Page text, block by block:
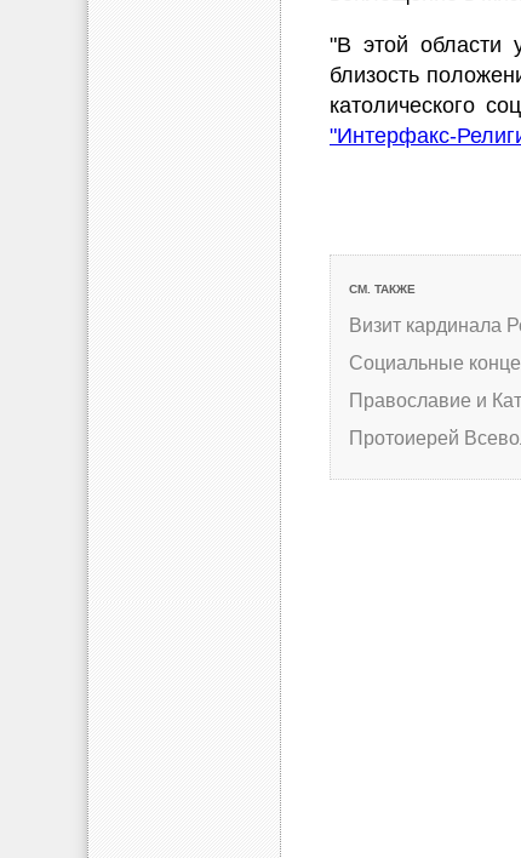
"В этой области
близость
католического
"Интерфакс-
СМ. ТАКЖЕ
Визит кардинала
Социальные
Православие и
Протоиерей